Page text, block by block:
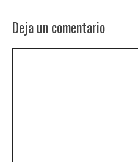
Deja un comentario